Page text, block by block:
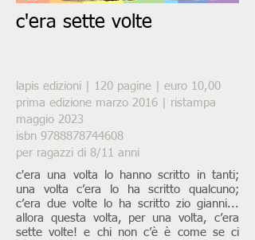
c'era sette volte
lapis edizioni | 120 pagine | euro 10,00
prima edizione marzo 2016 | ristampa
maggio 2023
isbn 9788878744608
per ragazzi di 8/11 anni
c'era una volta lo hanno scritto in tanti;
una volta c’era lo ha scritto qualcuno;
c’era due volte lo ha scritto zio gianni...
allora questa volta, per una volta, c’era
sette volte! e chi non c’è è come se ci